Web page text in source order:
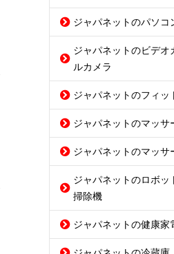
ジャパネットのパソコ
ジャパネットのビデオ
ルカメラ
ジャパネットのフィッ
ジャパネットのマッサ
ジャパネットのマッサ
ジャパネットのロボッ
掃除機
ジャパネットの健康家